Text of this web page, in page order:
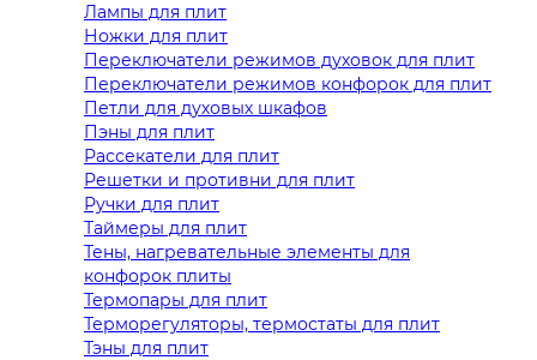
Лампы для плит
Ножки для плит
Переключатели режимов духовок для плит
Переключатели режимов конфорок для плит
Петли для духовых шкафов
Пэны для плит
Рассекатели для плит
Решетки и противни для плит
Ручки для плит
Таймеры для плит
Тены, нагревательные элементы для
конфорок плиты
Термопары для плит
Терморегуляторы, термостаты для плит
Тэны для плит